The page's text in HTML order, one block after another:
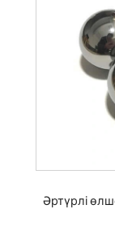
Әртүрлі